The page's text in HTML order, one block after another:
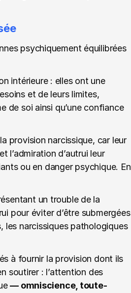
psychiquement équilibrées
intérieure : elles ont une
et de leurs limites,
de soi ainsi qu’une confiance
provision narcissique, car leur
l’admiration d’autrui leur
ou en danger psychique. En
un trouble de la
pour éviter d’être submergées
les narcissiques pathologiques
à fournir la provision dont ils
soutirer : l’attention des
— omniscience, toute-